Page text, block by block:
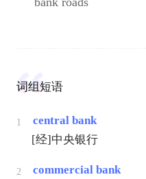
词组短语
1
central bank
[经]中央银行
2 commercial bank